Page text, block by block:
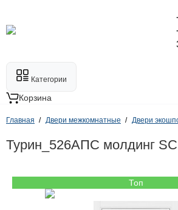
Категории
Корзина
Главная Двери межкомнатные Двери
Турин_526АПС молдинг
Топ